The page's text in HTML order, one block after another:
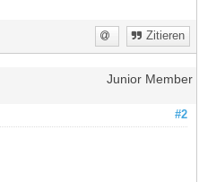
Zitieren
Junior Member
#2